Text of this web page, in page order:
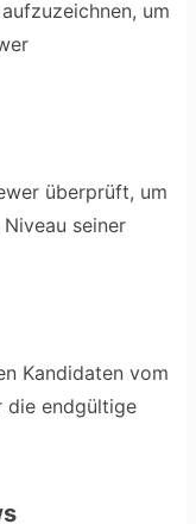
um
überprüft, um
seiner
Kandidaten vom
die endgültige